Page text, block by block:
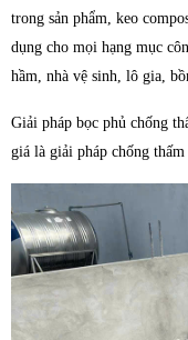
trong sản phẩm, keo
dụng cho mọi hạng mục
hầm, nhà vệ sinh, lô gia,
Giải pháp bọc phủ chống
giá là giải pháp chống